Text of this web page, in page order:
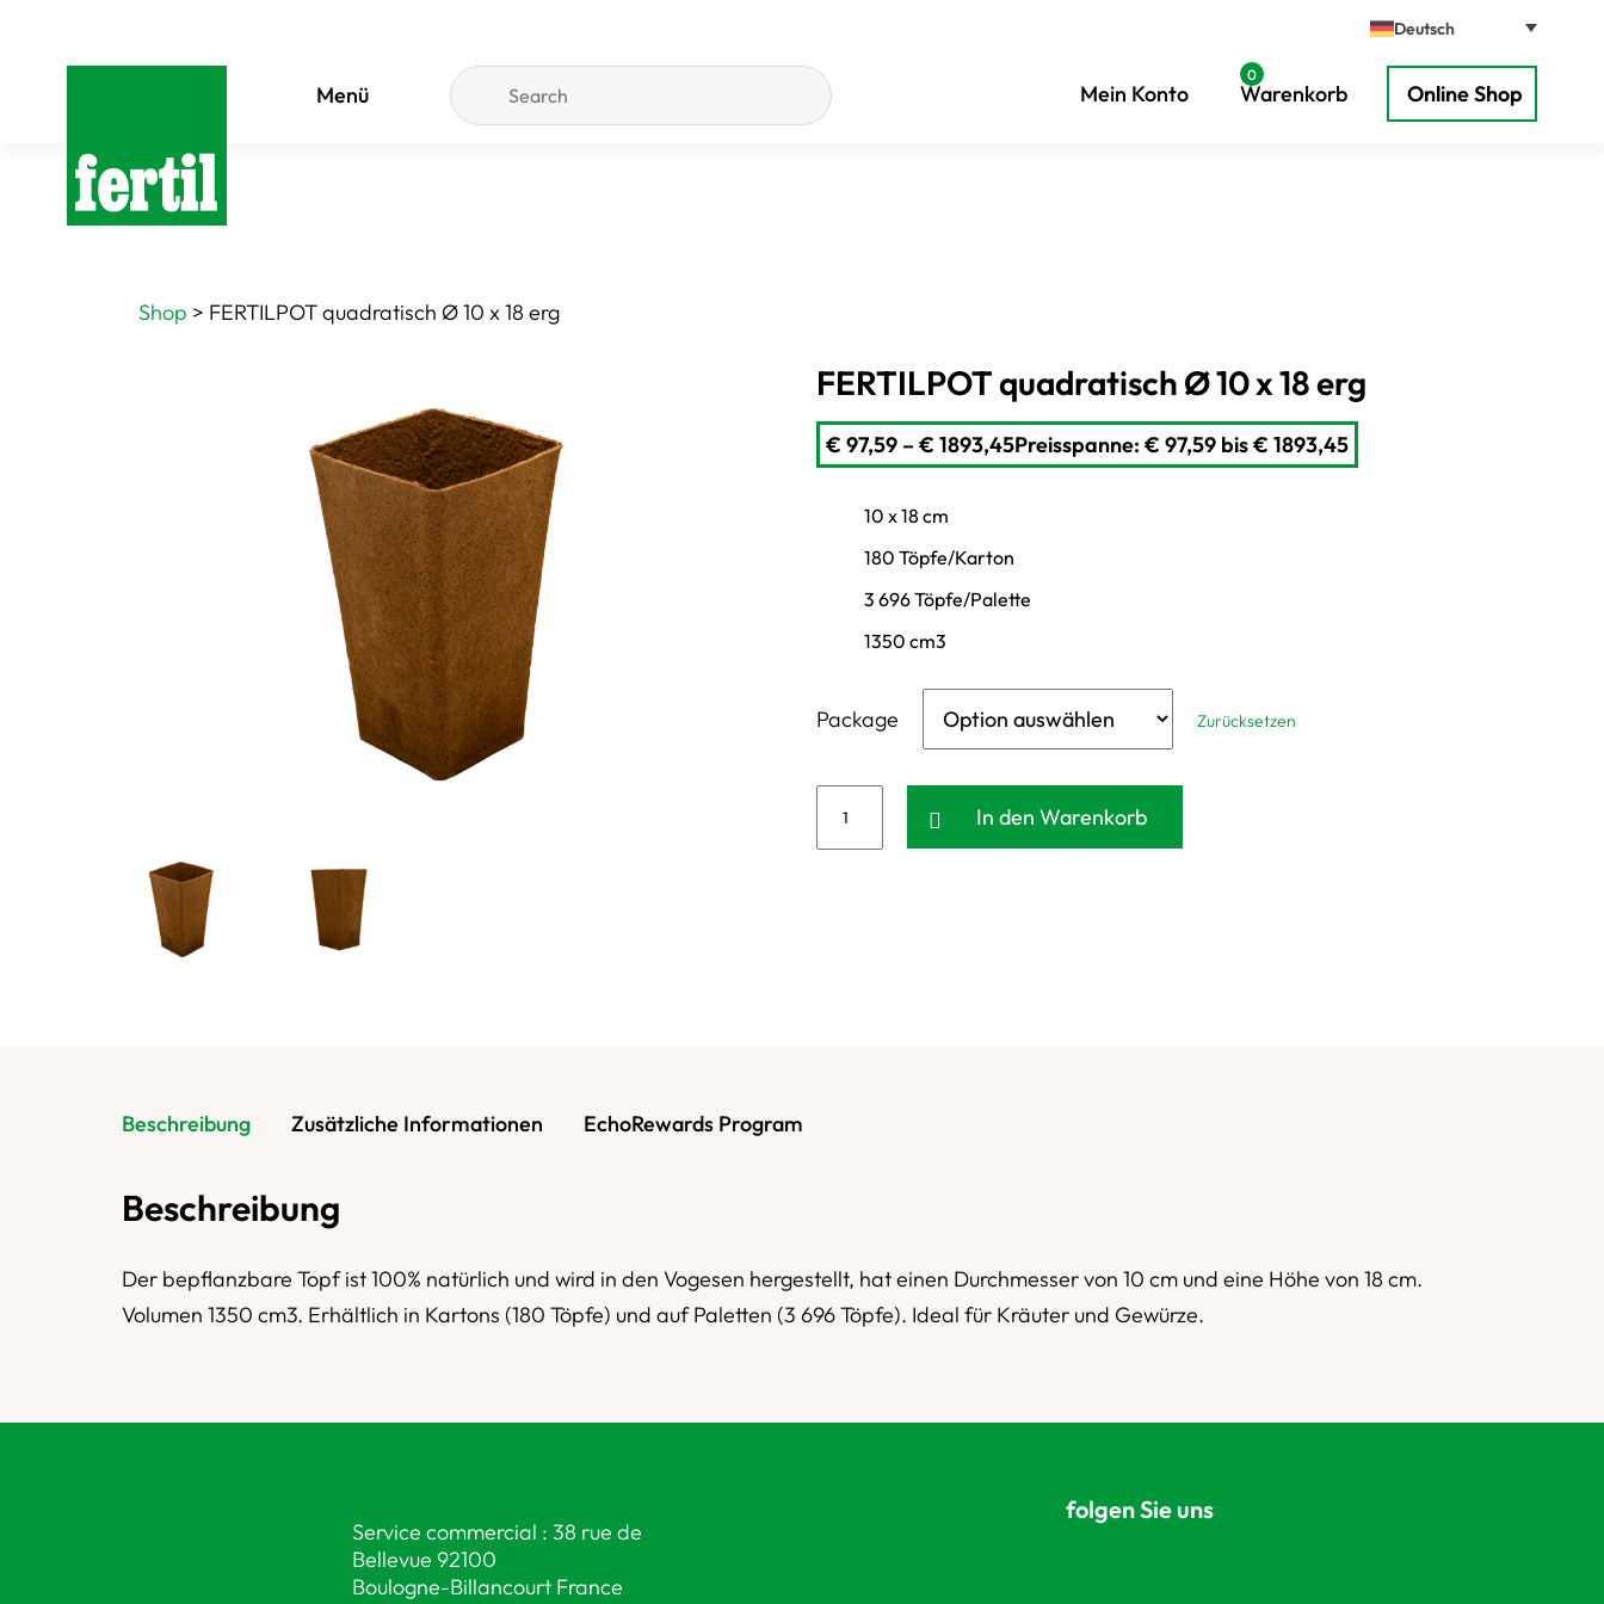
Deutsch
Menü Mein Konto Warenkorb
0
Online Shop
Shop > FERTILPOT quadratisch Ø 10 x 18 erg
FERTILPOT quadratisch Ø 10 x 18 erg
€ 97,59 – € 1893,45Preisspanne: € 97,59 bis € 1893,45
10 x 18 cm
180 Töpfe/Karton
3 696 Töpfe/Palette
1350 cm3
Package Zurücksetzen
In den Warenkorb
Beschreibung Zusätzliche Informationen EchoRewards Program
Beschreibung
Der bepflanzbare Topf ist 100% natürlich und wird in den Vogesen hergestellt, hat einen Durchmesser von 10 cm und eine Höhe von 18 cm.
Volumen 1350 cm3. Erhältlich in Kartons (180 Töpfe) und auf Paletten (3 696 Töpfe). Ideal für Kräuter und Gewürze.
Service commercial : 38 rue de
Bellevue 92100
Boulogne-Billancourt France
folgen Sie uns